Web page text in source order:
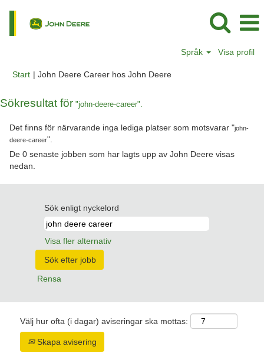
Språk Visa profil
Start | John Deere Career hos John Deere(aktuell
Sökresultat för "john-deere-career".
Det finns för närvarande inga lediga platser som motsvarar "john-
deere-career".
De 0 senaste jobben som har lagts upp av John Deere visas
nedan.
Sök enligt nyckelord
Visa fler alternativ
Rensa
Välj hur ofta (i dagar) aviseringar ska mottas:
Skapa avisering